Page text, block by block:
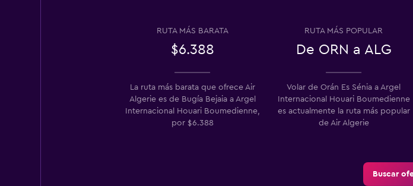
RUTA MÁS BARATA
$6.388
RUTA MÁS POPULAR
De ORN a ALG
La ruta más barata que ofrece Air
Algerie es de Bugía Bejaia a Argel
Internacional Houari Boumedienne,
por $6.388
Volar de Orán Es Sénia a Argel
Internacional Houari Boumedienne
es actualmente la ruta más popular
de Air Algerie
Buscar